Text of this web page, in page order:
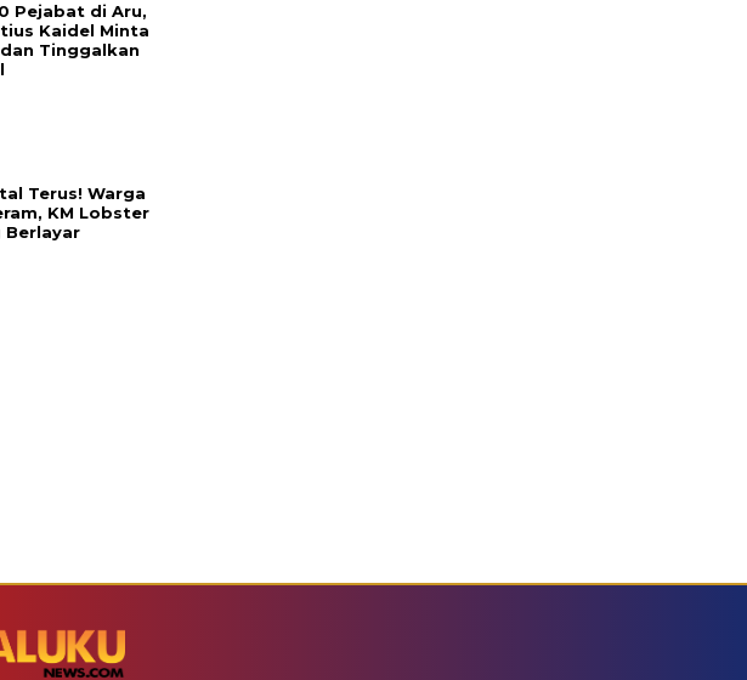
Pejabat di Aru,
Kaidel Minta
Tinggalkan
Terus! Warga
KM Lobster
Berlayar